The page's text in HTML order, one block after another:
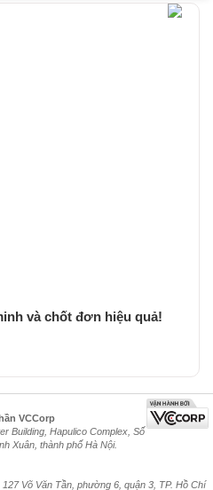
và chốt đơn hiệu quả!
VCCorp
Building, Hapulico Complex, Số
Xuân, thành phố Hà Nội.
Võ Văn Tần, phường 6, quận 3, TP. Hồ Chí